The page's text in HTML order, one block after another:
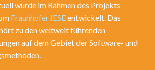
wurde im Rahmen des Projekts
Fraunhofer IESEentwickelt. Das
zu den weltweit führenden
auf dem Gebiet der Software- und